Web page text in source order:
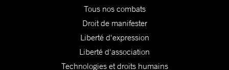
Tous nos combats
Droit de manifester
Liberté d'expression
Liberté d'association
Technologies et droits humains